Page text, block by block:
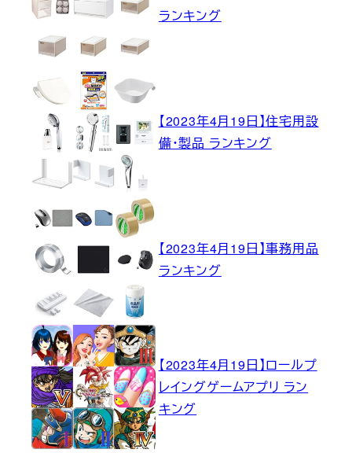
ランキング
【2023年4月19日】住宅用設
備・製品 ランキング
【2023年4月19日】事務用品
ランキング
【2023年4月19日】ロールプ
レイングゲームアプリ ラン
キング